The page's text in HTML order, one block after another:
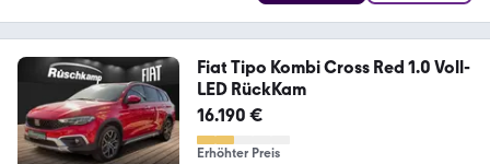
Fiat Tipo Kombi Cross Red 1.0 Voll-
LED RückKam
16.190 €
Erhöhter Preis